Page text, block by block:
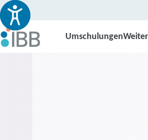
Umschulungen